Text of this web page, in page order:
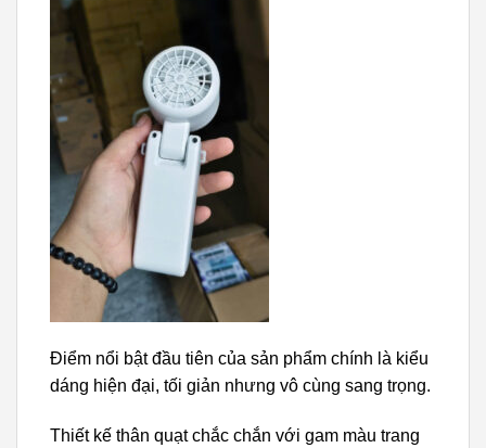
Điểm nổi bật đầu tiên của sản phẩm chính là kiểu
dáng hiện đại, tối giản nhưng vô cùng sang trọng.
Thiết kế thân quạt chắc chắn với gam màu trang